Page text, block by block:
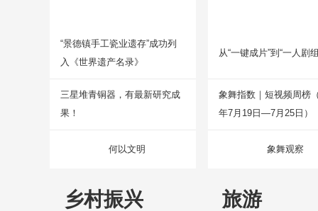
“景德镇手工瓷业遗存”成功列
入《世界遗产名录》
三星堆青铜器，有最新研究成
果！
何以文明
从“一键成片”到“一人剧
象舞指数｜短视频周榜
年7月19日—7月25日）
象舞观察
乡村振兴 旅游